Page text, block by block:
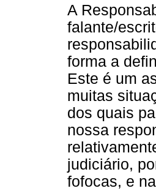
A
falante/
forma a
Este é um
muitas
dos quais
nossa
judiciário,
fofocas, e